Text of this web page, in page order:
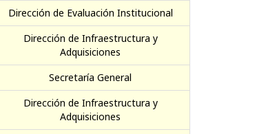
Dirección de Evaluación Institucional
Dirección de Infraestructura y
Adquisiciones
Secretaría General
Dirección de Infraestructura y
Adquisiciones